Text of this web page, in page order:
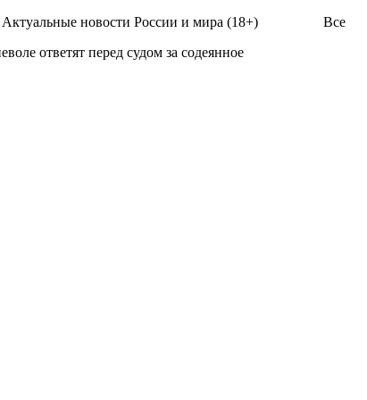
Актуальные новости России и мира (18+) Все
ответят перед судом за содеянное